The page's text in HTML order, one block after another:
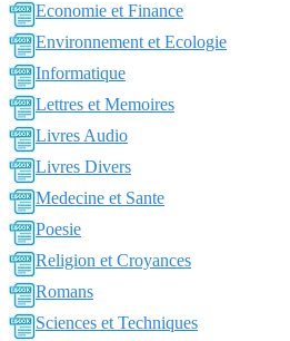
Economie et Finance
Environnement et Ecologie
Informatique
Lettres et Memoires
Livres Audio
Livres Divers
Medecine et Sante
Poesie
Religion et Croyances
Romans
Sciences et Techniques